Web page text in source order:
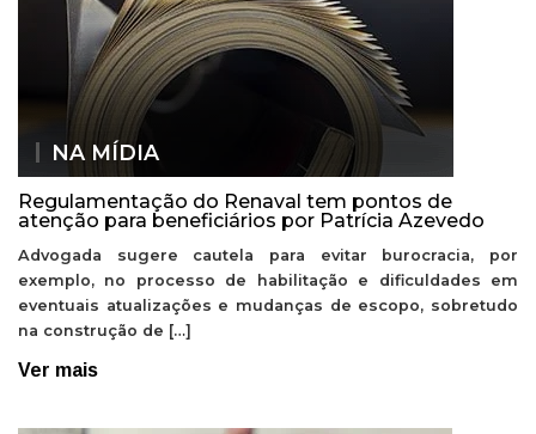
NA MÍDIA
Regulamentação do Renaval tem pontos de
atenção para beneficiários por Patrícia Azevedo
Advogada sugere cautela para evitar burocracia, por
exemplo, no processo de habilitação e dificuldades em
eventuais atualizações e mudanças de escopo, sobretudo
na construção de […]
Ver mais